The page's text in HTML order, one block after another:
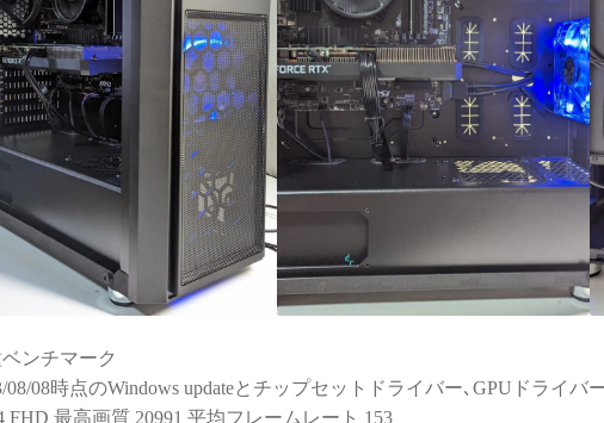
ンチマーク
08/08時点のWindows updateとチップセットドライバー､GPUドライバ
FHD 最高画質 20991 平均フレームレート 153